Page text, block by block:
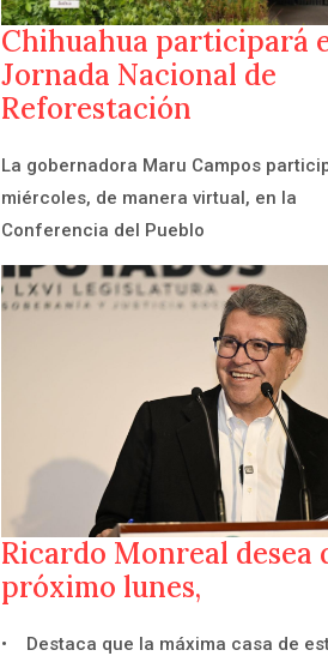
Chihuahua participará
Jornada Nacional de
Reforestación
La gobernadora Maru Campos
miércoles, de manera virtual, en la
Conferencia del Pueblo
Ricardo Monreal desea
próximo lunes,
• Destaca que la máxima casa de